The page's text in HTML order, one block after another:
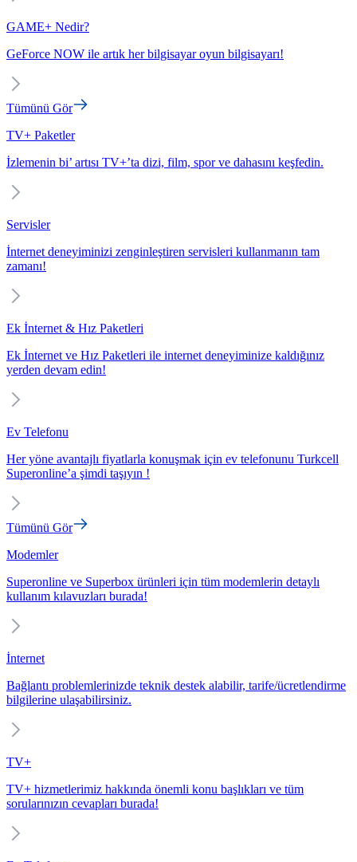
GAME+ Nedir?
GeForce NOW ile artık her bilgisayar oyun bilgisayarı!
Tümünü Gör
TV+ Paketler
İzlemenin bi’ artısı TV+’ta dizi, film, spor ve dahasını keşfedin.
Servisler
İnternet deneyiminizi zenginleştiren servisleri kullanmanın tam
zamanı!
Ek İnternet & Hız Paketleri
Ek İnternet ve Hız Paketleri ile internet deneyiminize kaldığınız
yerden devam edin!
Ev Telefonu
Her yöne avantajlı fiyatlarla konuşmak için ev telefonunu Turkcell
Superonline’a şimdi taşıyın !
Tümünü Gör
Modemler
Superonline ve Superbox ürünleri için tüm modemlerin detaylı
kullanım kılavuzları burada!
İnternet
Bağlantı problemlerinizde teknik destek alabilir, tarife/ücretlendirme
bilgilerine ulaşabilirsiniz.
TV+
TV+ hizmetlerimiz hakkında önemli konu başlıkları ve tüm
sorularınızın cevapları burada!